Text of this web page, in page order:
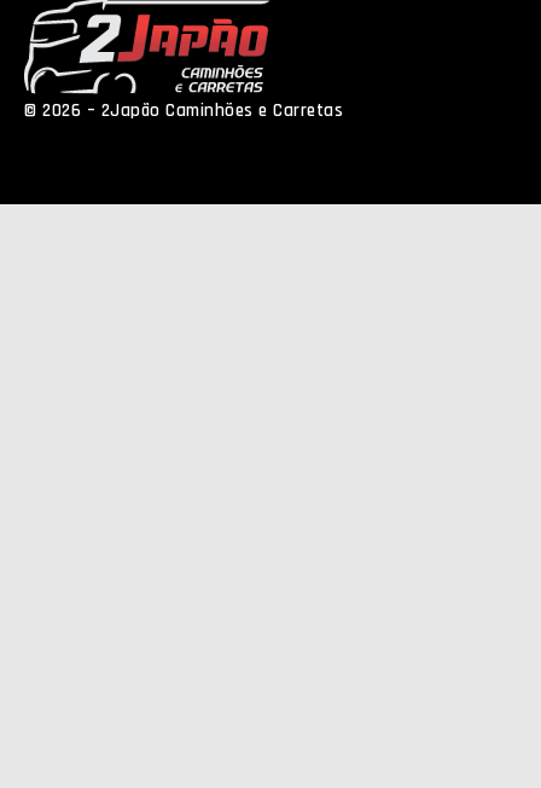
© 2026 – 2Japão Caminhões e Carretas